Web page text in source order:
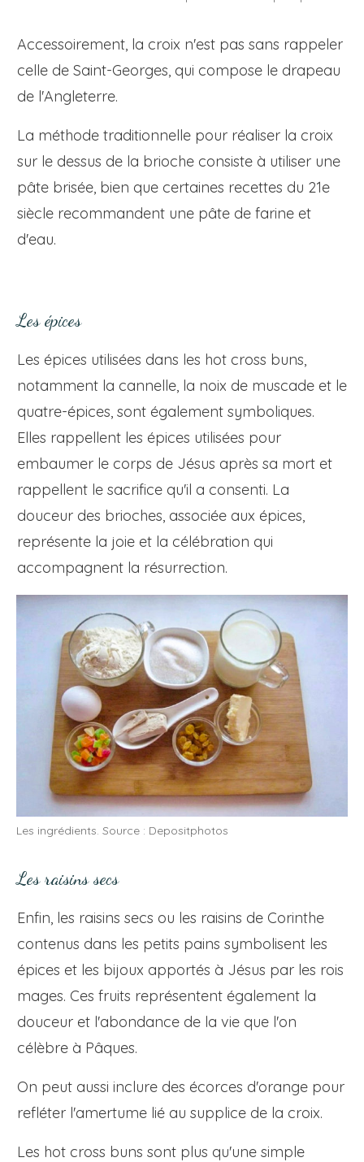
Accessoirement, la croix n'est pas sans rappeler
celle de Saint-Georges, qui compose le drapeau
de l'Angleterre.
La méthode traditionnelle pour réaliser la croix
sur le dessus de la brioche consiste à utiliser une
pâte brisée, bien que certaines recettes du 21e
siècle recommandent une pâte de farine et
d'eau.
Les épices
Les épices utilisées dans les hot cross buns,
notamment la cannelle, la noix de muscade et le
quatre-épices, sont également symboliques.
Elles rappellent les épices utilisées pour
embaumer le corps de Jésus après sa mort et
rappellent le sacrifice qu'il a consenti. La
douceur des brioches, associée aux épices,
représente la joie et la célébration qui
accompagnent la résurrection.
Les ingrédients. Source : Depositphotos
Les raisins secs
Enfin, les raisins secs ou les raisins de Corinthe
contenus dans les petits pains symbolisent les
épices et les bijoux apportés à Jésus par les rois
mages. Ces fruits représentent également la
douceur et l'abondance de la vie que l'on
célèbre à Pâques.
On peut aussi inclure des écorces d'orange pour
refléter l'amertume lié au supplice de la croix.
Les hot cross buns sont plus qu'une simple